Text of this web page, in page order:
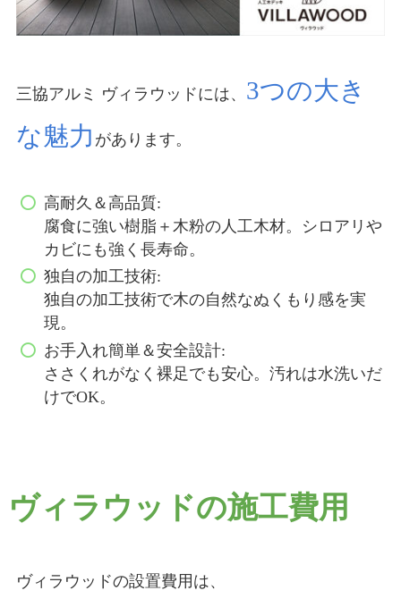
三協アルミ ヴィラウッドには、 3つの大き
な魅力 があります。
高耐久＆高品質:
腐食に強い樹脂＋木粉の人工木材。シロアリや
カビにも強く長寿命。
独自の加工技術:
独自の加工技術で木の自然なぬくもり感を実
現。
お手入れ簡単＆安全設計:
ささくれがなく裸足でも安心。汚れは水洗いだ
けでOK。
ヴィラウッドの施工費用
ヴィラウッドの設置費用は、